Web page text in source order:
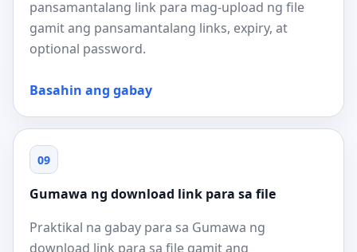
pansamantalang link para mag-upload ng file
gamit ang pansamantalang links, expiry, at
optional password.
Basahin ang gabay
09
Gumawa ng download link para sa file
Praktikal na gabay para sa Gumawa ng
download link para sa file gamit ang